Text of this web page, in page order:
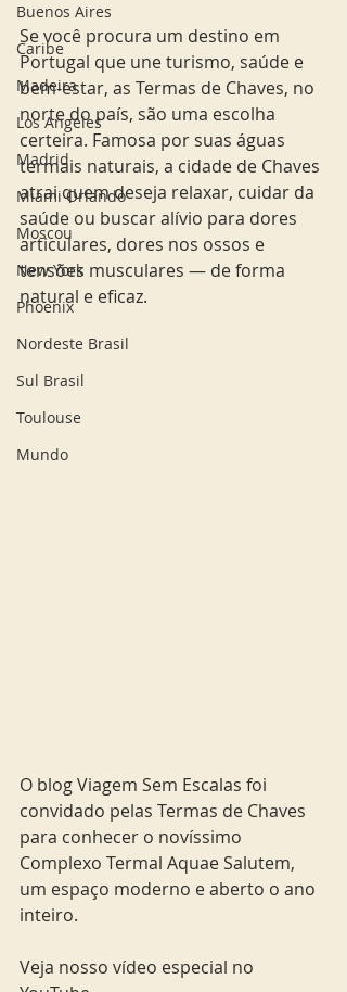
Buenos Aires
Caribe
Madeira
Los Angeles
Madrid
Miami Orlando
Moscou
New York
Phoenix
Nordeste Brasil
Sul Brasil
Toulouse
Mundo
Se você procura um destino em
Portugal que une turismo, saúde e
bem-estar, as Termas de Chaves, no
norte do país, são uma escolha
certeira. Famosa por suas águas
termais naturais, a cidade de Chaves
atrai quem deseja relaxar, cuidar da
saúde ou buscar alívio para dores
articulares, dores nos ossos e
tensões musculares — de forma
natural e eficaz.
O blog Viagem Sem Escalas foi
convidado pelas Termas de Chaves
para conhecer o novíssimo
Complexo Termal Aquae Salutem,
um espaço moderno e aberto o ano
inteiro.
Veja nosso vídeo especial no